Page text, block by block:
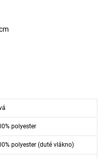
polyester
polyester (duté vlákno)